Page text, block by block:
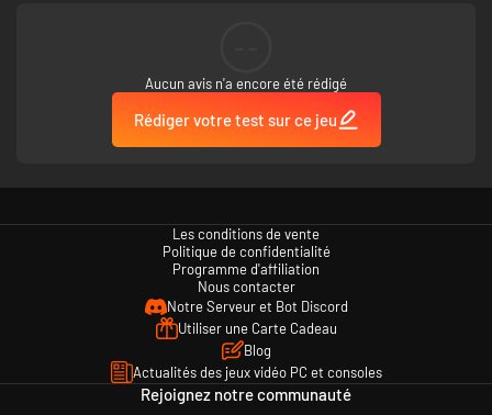
Ces trois civilisations uniques sont pensées et prêtes pour le jeu classé.
Grâce à des arbres technologiques familiers et un design intuitif, les
Mapuches, les Muiscas et les Tupis passent sans effort du classé au
multijoueur, offrant de nouvelles stratégies et des manières inédites de
Aucun avis n'a encore été rédigé
Rédiger votre test sur ce jeu
Les conditions de vente
Politique de confidentialité
Programme d'affiliation
Nous contacter
Notre Serveur et Bot Discord
Utiliser une Carte Cadeau
Blog
Actualités des jeux vidéo PC et consoles
Rejoignez notre communauté